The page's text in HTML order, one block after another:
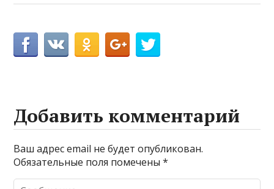
Добавить комментарий
Ваш адрес email не будет опубликован.
Обязательные поля помечены*